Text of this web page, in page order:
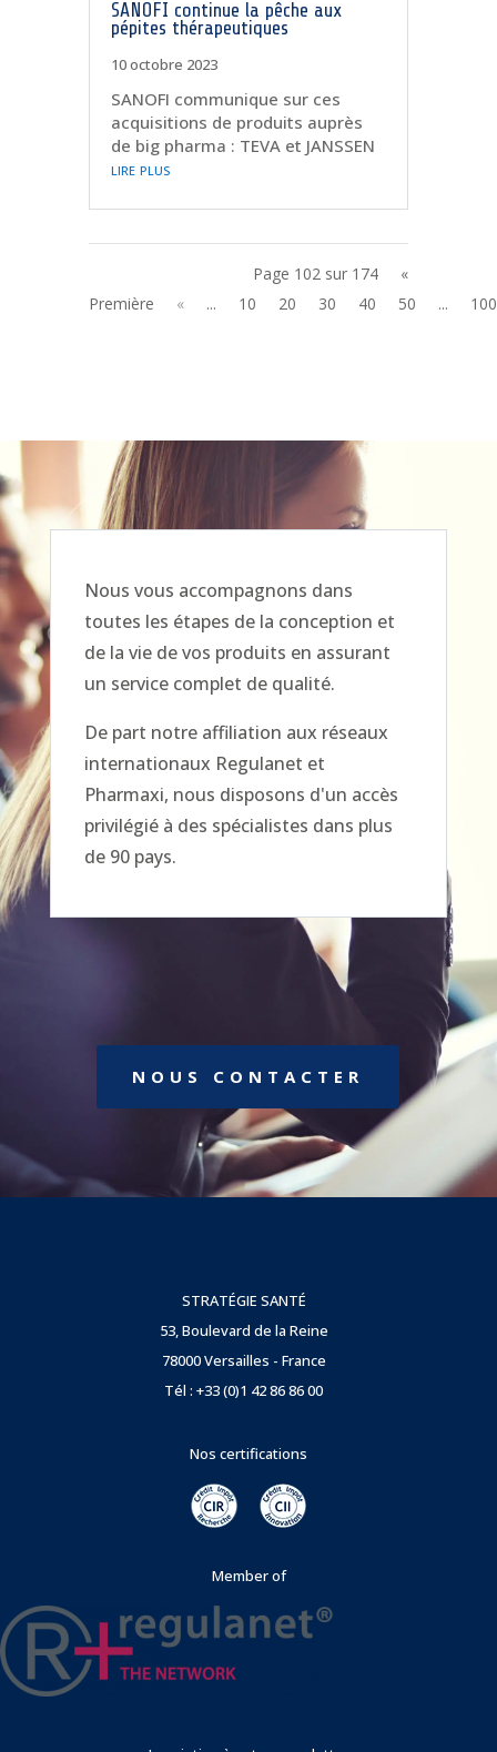
SANOFI continue la pêche aux
pépites thérapeutiques
10 octobre 2023
SANOFI communique sur ces
acquisitions de produits auprès
de big pharma : TEVA et JANSSEN
lire plus
Page 102 sur 174
«
Première
« ... 10 20 30 40 50 ... 100
Nous vous accompagnons dans
toutes les étapes de la conception et
de la vie de vos produits en assurant
un service complet de qualité.
De part notre affiliation aux réseaux
internationaux Regulanet et
Pharmaxi, nous disposons d'un accès
privilégié à des spécialistes dans plus
de 90 pays.
NOUS CONTACTER
STRATÉGIE SANTÉ
53, Boulevard de la Reine
78000 Versailles - France
Tél : +33 (0)1 42 86 86 00
Nos certifications
Member of